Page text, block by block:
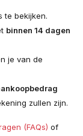
te bekijken.
binnen 14 dagen
je van de
zullen zijn.
(FAQs) of